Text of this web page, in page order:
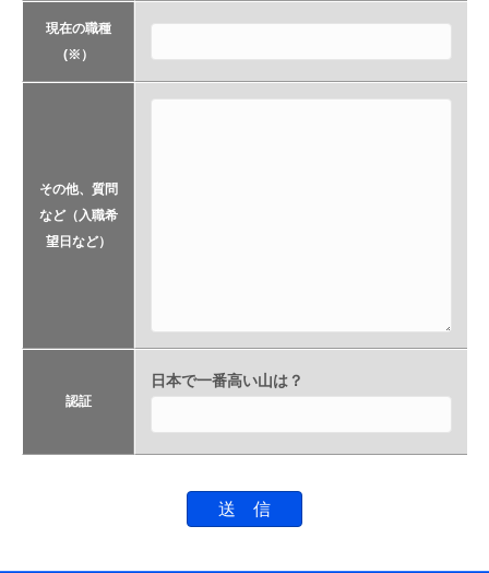
現在の職種
(※）
その他、質問
など（入職希
望日など）
認証
日本で一番高い山は？